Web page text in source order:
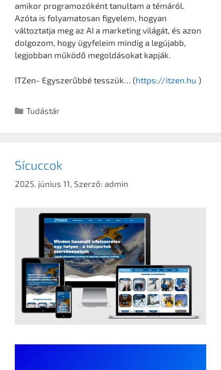
amikor programozóként tanultam a témáról.
Azóta is folyamatosan figyelem, hogyan
változtatja meg az AI a marketing világát, és azon
dolgozom, hogy ügyfeleim mindig a legújabb,
legjobban működő megoldásokat kapják.
ITZen- Egyszerűbbé tesszük… (https://itzen.hu )
Tudástár
Sícuccok
2025. június 11, Szerző: admin